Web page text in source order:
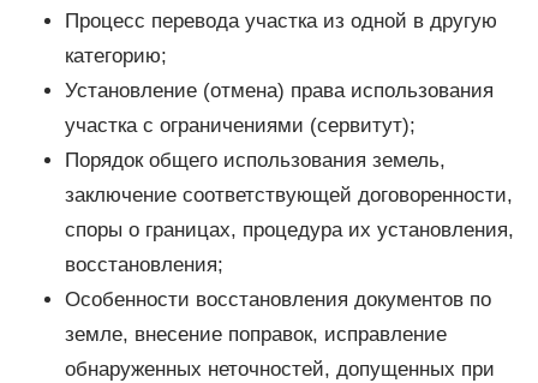
Процесс перевода участка из одной в другую
категорию;
Установление (отмена) права использования
участка с ограничениями (сервитут);
Порядок общего использования земель,
заключение соответствующей договоренности,
споры о границах, процедура их установления,
восстановления;
Особенности восстановления документов по
земле, внесение поправок, исправление
обнаруженных неточностей, допущенных при